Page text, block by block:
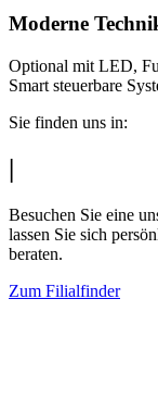
Moderne
Optional mit LED,
Smart steuerbare
Sie finden uns in:
|
Besuchen Sie eine
lassen Sie sich
beraten.
Zum Filialfinder